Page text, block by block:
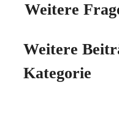
Weitere
Weitere
Kategorie